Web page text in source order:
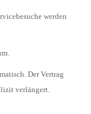
werden
Der Vertrag
verlängert.